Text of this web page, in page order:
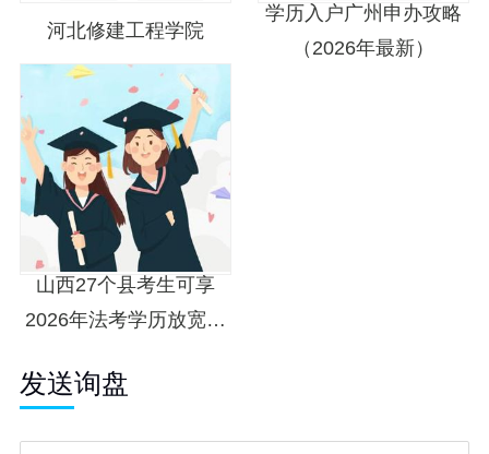
河北修建工程学院
学历入户广州申办攻略
（2026年最新）
山西27个县考生可享
2026年法考学历放宽政
发送询盘